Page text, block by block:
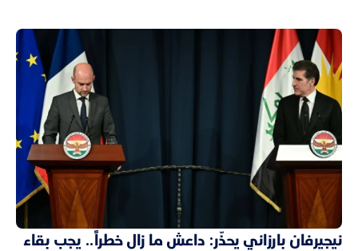
نيجيرفان بارزاني يحذّر: داعش ما زال خطراً.. يجب بقاء